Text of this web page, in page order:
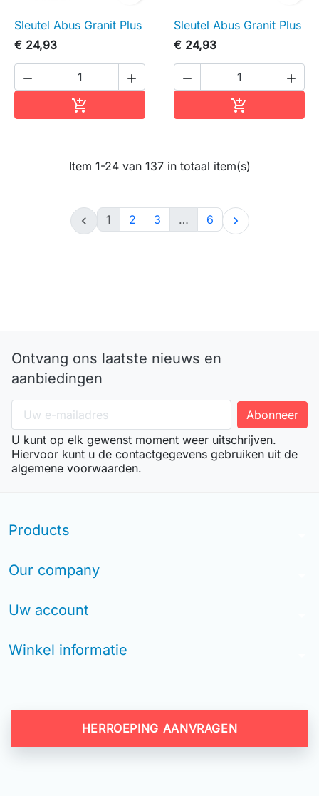
Sleutel Abus Granit Plus
€ 24,93
 

Sleutel Abus Granit Plus
€ 24,93
 

Item 1-24 van 137 in totaal item(s)
 1 2 3 … 6 
Ontvang ons laatste nieuws en
aanbiedingen
U kunt op elk gewenst moment weer uitschrijven.
Hiervoor kunt u de contactgegevens gebruiken uit de
algemene voorwaarden.
Products
Our company
Uw account
Winkel informatie
HERROEPING AANVRAGEN